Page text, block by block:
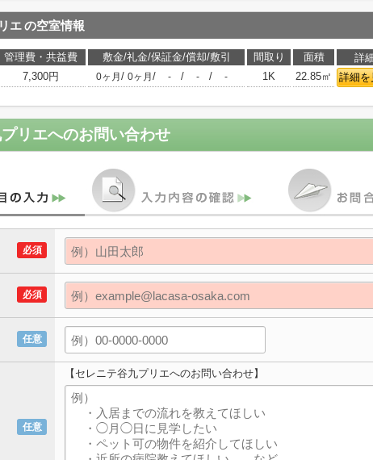
エの空室情報
管理費・共益費 敷金/礼金/保証金/償却/敷引 間取り 面積 詳
7,300円 0ヶ月 / 0ヶ月 / - / - / - 1K 22.85㎡ 詳細を
リエへのお問い合わせ
必須
必須
任意
任意
【セレニテ谷九プリエへのお問い合わせ】